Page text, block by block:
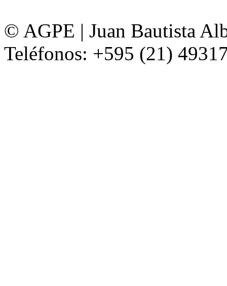
© AGPE | Juan Bautista
Teléfonos: +595 (21)